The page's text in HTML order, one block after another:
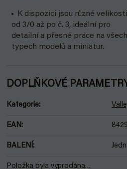
K dispozici jsou různé
od 3/0 až po č. 3, ideální pro
detailní a přesné práce na všech
typech modelů a miniatur.
DOPLŇKOVÉ
Kategorie:
EAN:
BALENÍ:
Položka byla vyprodána…